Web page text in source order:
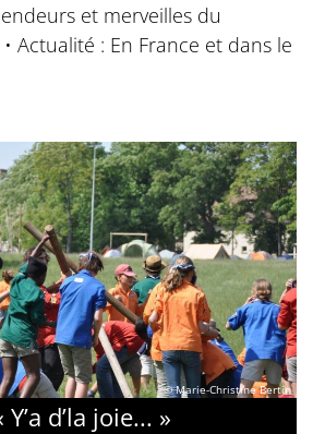
et merveilles du
Actualité : En France et dans le
© Marie-Christine Bertin
d’la joie... »